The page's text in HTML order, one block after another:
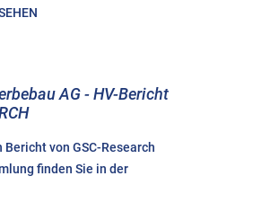
AG - HV-Bericht
von GSC-Research
finden Sie in der